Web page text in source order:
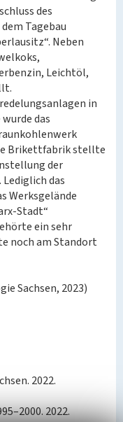
des
Tagebau
Neben
Leichtöl,
in
das
Brikettfabrik stellte
der
das
Werksgelände
Stadt“
ein sehr
noch am Standort
Sachsen, 2023)
2022.
2022.